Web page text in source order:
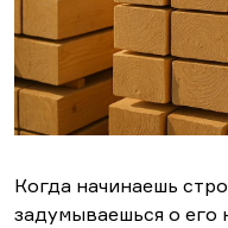
Когда начинаешь
задумываешься о его